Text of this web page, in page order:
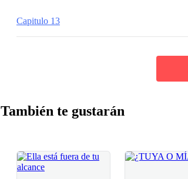
Capitulo 13
También te gustarán